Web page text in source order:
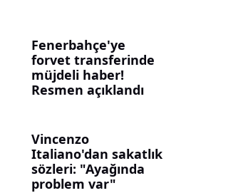
Fenerbahçe'ye
forvet transferinde
müjdeli haber!
Resmen açıklandı
Vincenzo
Italiano'dan sakatlık
sözleri: "Ayağında
problem var"